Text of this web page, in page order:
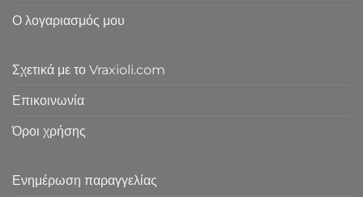
Ο λογαριασμός μου
Σχετικά με το Vraxioli.com
Επικοινωνία
Όροι χρήσης
Ενημέρωση παραγγελίας